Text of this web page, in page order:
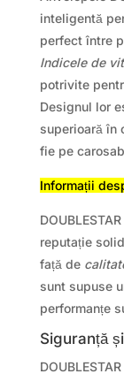
inteligentă
perfect între
Indicele de
potrivite
Designul lor
superioară în
fie pe
Informații
reputație
față de
sunt supuse
performanțe
Siguranță